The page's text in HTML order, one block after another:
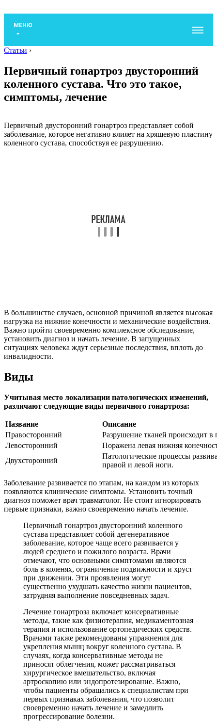
МЕНЮ
Статьи ›
Первичный гонартроз двусторонний
коленного сустава. Что это такое,
симптомы, лечение
Первичный двусторонний гонартроз представляет собой
заболевание, которое негативно влияет на хрящевую пластину
коленного сустава, способствуя ее разрушению.
В большинстве случаев, основной причиной является высокая
нагрузка на нижние конечности и механические воздействия.
Важно пройти своевременно комплексное обследование,
установить диагноз и начать лечение. В запущенных
ситуациях человека ждут серьезные последствия, вплоть до
инвалидности.
Виды
Учитывая место локализации патологических изменений,
различают следующие виды первичного гонартроза:
Название
Описание
Правосторонний
Разрушение тканей происходит в
Левосторонний
Поражена левая нижняя
Двухсторонний
Патологические процессы
правой и левой ноги.
Заболевание развивается по этапам, на каждом из которых
появляются клинические симптомы. Установить точный
диагноз поможет врач травматолог. Не стоит игнорировать
первые признаки, важно своевременно начать лечение.
Первичный гонартроз двусторонний коленного
сустава представляет собой дегенеративное
заболевание, которое чаще всего развивается у
людей среднего и пожилого возраста. Врачи
отмечают, что основными симптомами являются
боль в коленях, ограничение подвижности и хруст
при движении. Эти проявления могут
существенно ухудшать качество жизни пациентов,
затрудняя выполнение повседневных задач.
Лечение гонартроза включает консервативные
методы, такие как физиотерапия, медикаментозная
терапия и использование ортопедических средств.
Врачами также рекомендованы упражнения для
укрепления мышц вокруг коленного сустава. В
случаях, когда консервативные методы не
приносят облегчения, может рассматриваться
хирургическое вмешательство, включая
артроскопию или эндопротезирование. Важно,
чтобы пациенты обращались к специалистам при
первых признаках заболевания, что позволит
своевременно начать лечение и замедлить
прогрессирование болезни.